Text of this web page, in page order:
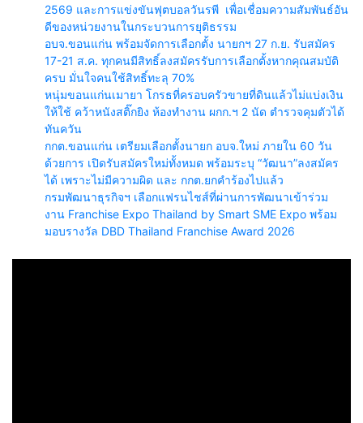
2569 และการแข่งขันฟุตบอลวันรพี เพื่อเชื่อมความสัมพันธ์อัน
ดีของหน่วยงานในกระบวนการยุติธรรม
อบจ.ขอนแก่น พร้อมจัดการเลือกตั้ง นายกฯ 27 ก.ย. รับสมัคร
17-21 ส.ค. ทุกคนมีสิทธิ์ลงสมัครรับการเลือกตั้งหากคุณสมบัติ
ครบ มั่นใจคนใช้สิทธิ์ทะลุ 70%
หนุ่มขอนแก่นเมายา โกรธที่ครอบครัวขายที่ดินแล้วไม่แบ่งเงิน
ให้ใช้ คว้าหนังสติ๊กยิง ห้องทำงาน ผกก.ฯ 2 นัด ตำรวจคุมตัวได้
ทันควัน
กกต.ขอนแก่น เตรียมเลือกตั้งนายก อบจ.ใหม่ ภายใน 60 วัน
ด้วยการ เปิดรับสมัครใหม่ทั้งหมด พร้อมระบุ “วัฒนา”ลงสมัคร
ได้ เพราะไม่มีความผิด และ กกต.ยกคำร้องไปแล้ว
กรมพัฒนาธุรกิจฯ เลือกแฟรนไชส์ที่ผ่านการพัฒนาเข้าร่วม
งาน Franchise Expo Thailand by Smart SME Expo พร้อม
มอบรางวัล DBD Thailand Franchise Award 2026